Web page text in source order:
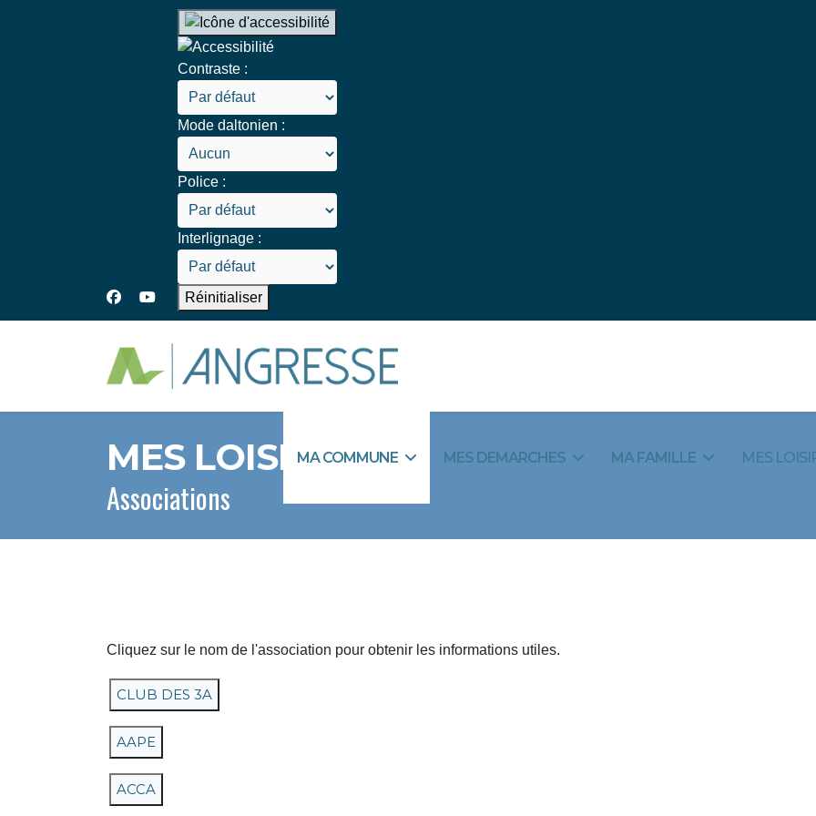
Contraste :
Mode daltonien :
Police :
Interlignage :
Réinitialiser
MA COMMUNE MES DEMARCHES MA FAMILLE MES
MES LOISIRS
Associations
Cliquez sur le nom de l'association pour obtenir les informations utiles.
CLUB DES 3A
AAPE
ACCA